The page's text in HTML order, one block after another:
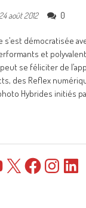
24 août 2012 0
s’est démocratisée
et
se féliciter de
des Reflex
Hybrides initiés
FacebookInstagramLinkedIn